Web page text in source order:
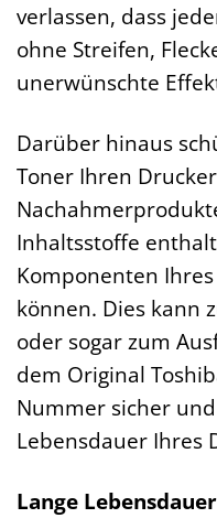
verlassen, dass
ohne Streifen,
unerwünschte
Darüber hinaus
Toner Ihren
Inhaltsstoffe
Komponenten
können. Dies kann
oder sogar zum
dem Original
Nummer sicher
Lebensdauer Ihres
Lange